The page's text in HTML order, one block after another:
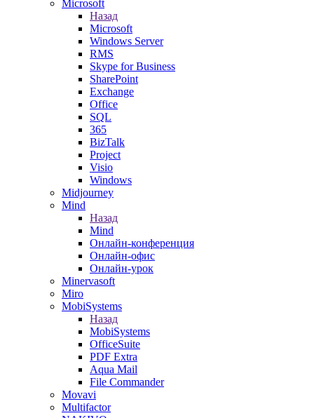
Microsoft
Назад
Microsoft
Windows Server
RMS
Skype for Business
SharePoint
Exchange
Office
SQL
365
BizTalk
Project
Visio
Windows
Midjourney
Mind
Назад
Mind
Онлайн-конференция
Онлайн-офис
Онлайн-урок
Minervasoft
Miro
MobiSystems
Назад
MobiSystems
OfficeSuite
PDF Extra
Aqua Mail
File Commander
Movavi
Multifactor